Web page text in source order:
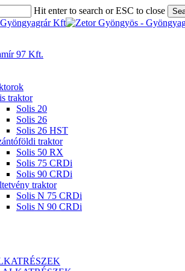
Hit enter to search or ESC to close
97 Kft.
traktor
Solis 20
Solis 26
Solis 26 HST
traktor
Solis 50 RX
Solis 75 CRDi
Solis 90 CRDi
traktor
Solis N 75 CRDi
Solis N 90 CRDi